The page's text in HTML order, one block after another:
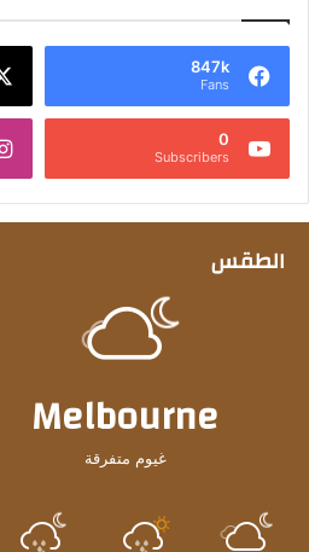
847k
Fans
0
Subscribers
الطقس
Melbourne
غيوم متفرقة